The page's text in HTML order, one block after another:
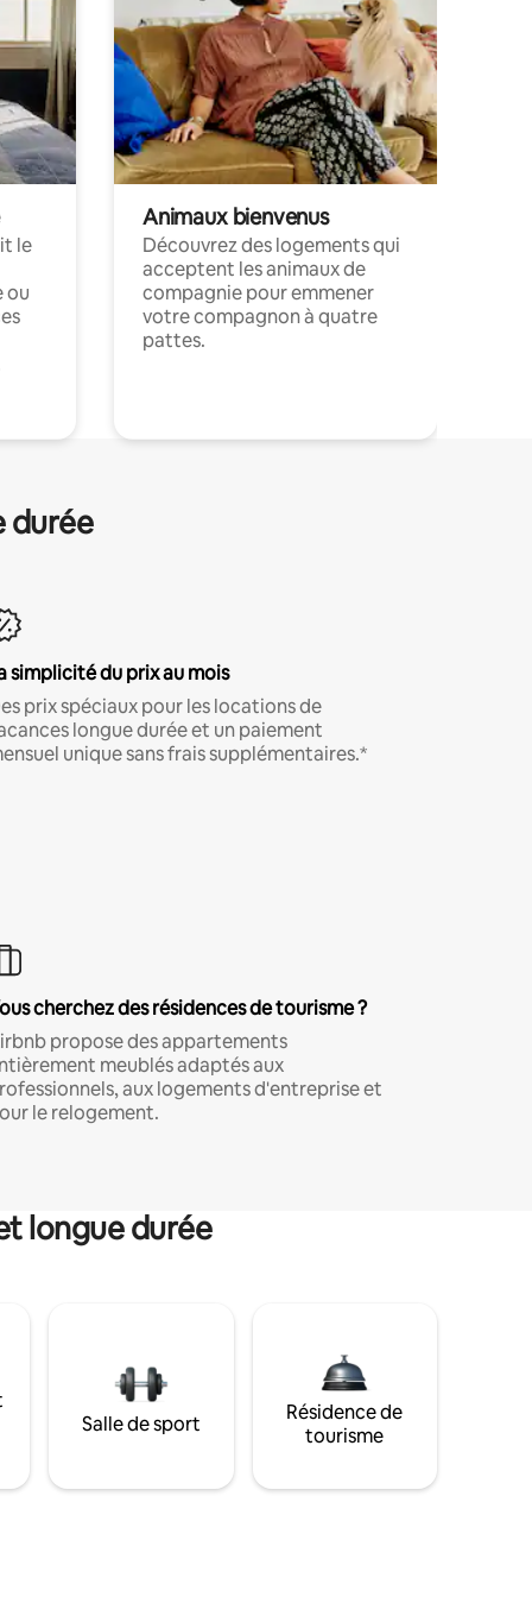
le
ou
Animaux bienvenus
Découvrez des logements qui
acceptent les animaux de
compagnie pour emmener
votre compagnon à quatre
pattes.
durée
simplicité du prix au mois
prix spéciaux pour les locations de
longue durée et un paiement
unique sans frais supplémentaires.*
cherchez des résidences de tourisme ?
propose des appartements
meublés adaptés aux
aux logements d'entreprise et
le relogement.
longue durée
Salle de sport
Résidence de
tourisme